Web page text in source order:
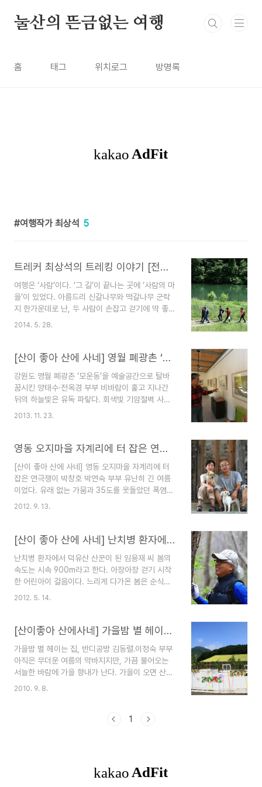
눌산의 뜬금없는 여행
홈 태그 위치로그 방명록
여행작가 최상석 5
트레커 최상석의 트레킹 이야기 [전원생활 6월호]
여행은 ‘사람’이다. ‘그 길’이 끝나는 곳에 ‘사람의 마
을’이 있었다. 아름드리 신갈나무와 떡갈나무 군락
지 한가운데로 난, 두 사람이 손잡고 걷기에 딱 좋을
만큼의 그리 넓지도 좁지도 않은 숲길이다. 한낮에
열리고 그 길 끝에서 사람의 마을을 만나게 된다. 전
여섯 가구의 집들이 옹기종기 모여 있었고, 굴뚝에
서는 연기가 모락모락 피어오르고 있었다. 자동차로
는 갈 수 없는, 전기도, 전화도 없는 오지마을이다.
영화 속에서나 만날 법한 이 그림은 이미 이십 년도
2014. 5. 28.
[산이 좋아 산에 사네] 영월 폐광촌 ‘모운동’을 예술공간으로 탈바꿈시킨 양태수·전옥경 부부
강원도 영월 폐광촌 ‘모운동’을 예술공간으로 탈바
꿈시킨 양태수·전옥경 부부 비바람이 훑고 지나간
뒤의 하늘빛은 유독 파랗다. 회색빛 기암절벽 사이
로는 산안개가 나풀거리고, 그 산안개 사이로 골골
폭의 수묵화를 연상케 한다. 이런 멋진 풍경을 만나
가면 된다. 이 길은 ‘산골짜기’이라는 뜻의 영월지방
사투리로, 세상 사람들에게는 동화마을로 소문난
‘모운동’으로 이어진다. 모운동에는 십수 년 전 폐광
의 흔적들로 가득했던 마을 풍경에 반해 드나들다
폐광촌이다. 돈을..
2013. 11. 23.
영동 오지마을 자계리에 터 잡은 연극쟁이 박창호 박연숙 부부
[산이 좋아 산에 사네] 영동 오지마을 자계리에 터
잡은 연극쟁이 박창호 박연숙 부부 유난히 긴 여름
이었다. 유래 없는 가뭄과 35도를 웃돌았던 폭염은
온 산천을 메마르게 만들었다. 때 늦은 장마로 허기
발갛게 익어버렸고, 호두알은 채 영글기도 전에 후
두둑 떨어져 버린다. 하늘의 뜻이라고는 하지만 한
여름 땡볕 아래 힘들게 일한 농부들에게는 안타까운
일이다. 오지마을에서 문화예술의 중심공간이 된 자
계리 충청북도 영동군 용화면 자계리. 예나 지금이
나 첩첩산중이다. 오지로 소문 난 덕에 여전히 개발
사과농사가 주업..
2012. 9. 13.
[산이 좋아 산에 사네] 난치병 환자에서 덕유산 산꾼이 된 임용재 씨
난치병 환자에서 덕유산 산꾼이 된 임용재 씨 봄의
속도는 시속 900m라고 한다. 아장아장 걷기 시작
한 어린아이 걸음이다. 느리게 다가온 봄은 순식간
에 초록물을 들인다. 하지만 산 깊은 골짜기가 많은
무진장(무주 진안 장수)의 중심 무주에서도 산골로
다. 상조마을은 산너머 요란한 분위기의 리조트 단
지와는 다른, 여전히 고요한 산골마을이다. 산은 두
번째 생을 선물한 생명의 은인 전라북도 무주군 적
상면 괴목리 상조마을 장자골 끝집에 사는 임용재
2012. 5. 14.
[산이좋아 산에사네] 가을밤 별 헤이는 집, 반디공방
가을밤 별 헤이는 집, 반디공방 김동렬․이정숙 부부
아직은 무더운 여름의 막바지지만, 가끔 불어오는
서늘한 바람에 가을 향내가 난다. 가을이 오면 산은
단풍으로 곱게 물들어 사람들의 눈을 즐겁게 한다.
그대로 ‘붉은 치마를 두른 산’이란 뜻이다. 아직은
오면, 하늘과 가까워 밤하늘의 별도 유난히 더 반짝
이는 듯 맑게 보이는 이곳. 별을 누워서 볼 수 있도
2010. 9. 8.
1